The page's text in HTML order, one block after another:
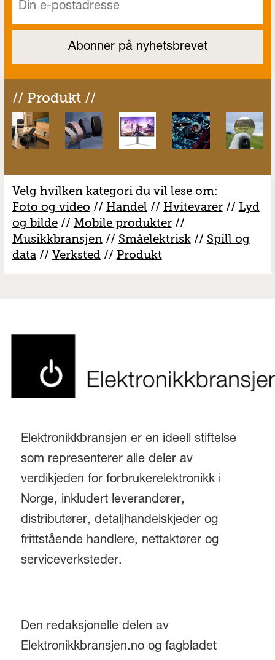
// Produkt //
Velg hvilken kategori du vil lese om:
Foto og video // Handel // Hvitevarer// Lyd
og bilde// Mobile produkter//
Musikkbransjen// Småelektrisk// Spill og
data// Verksted// Produkt
Elektronikkbransjen er en ideell stiftelse
som representerer alle deler av
verdikjeden for forbrukerelektronikk i
Norge, inkludert leverandører,
distributører, detaljhandelskjeder og
frittstående handlere, nettaktører og
serviceverksteder.
Den redaksjonelle delen av
Elektronikkbransjen.no og fagbladet